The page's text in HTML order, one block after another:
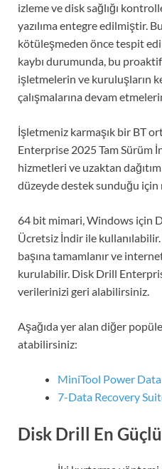
izleme ve disk sağlığı
yazılıma entegre edilmiştir.
kötüleşmeden önce tespit
kaybı durumunda, bu
işletmelerin ve kuruluşların
çalışmalarına devam
İşletmeniz karmaşık bir BT
Enterprise 2025 Tam Sürüm
hizmetleri ve uzaktan
düzeyde destek sunduğu
64 bit mimari, Windows için
Ücretsiz İndir ile
başına tamamlanır ve
kurulabilir. Disk Drill
verilerinizi geri alabilirsiniz.
Aşağıda yer alan diğer
atabilirsiniz:
MiniTool Power
7-Data Recovery
Disk Drill En